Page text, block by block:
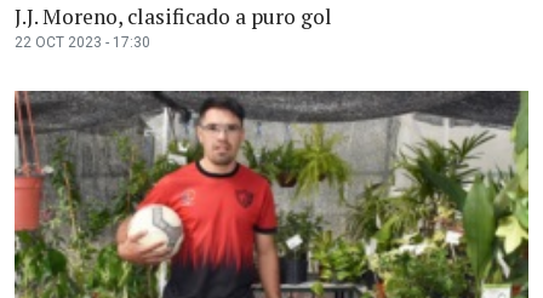
J.J. Moreno, clasificado a puro gol
22 OCT 2023 - 17:30